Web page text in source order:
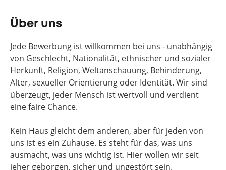
Über uns
Jede Bewerbung ist willkommen bei uns - unabhängig
von Geschlecht, Nationalität, ethnischer und sozialer
Herkunft, Religion, Weltanschauung, Behinderung,
Alter, sexueller Orientierung oder Identität. Wir sind
überzeugt, jeder Mensch ist wertvoll und verdient
eine faire Chance.
Kein Haus gleicht dem anderen, aber für jeden von
uns ist es ein Zuhause. Es steht für das, was uns
ausmacht, was uns wichtig ist. Hier wollen wir seit
jeher geborgen, sicher und ungestört sein.